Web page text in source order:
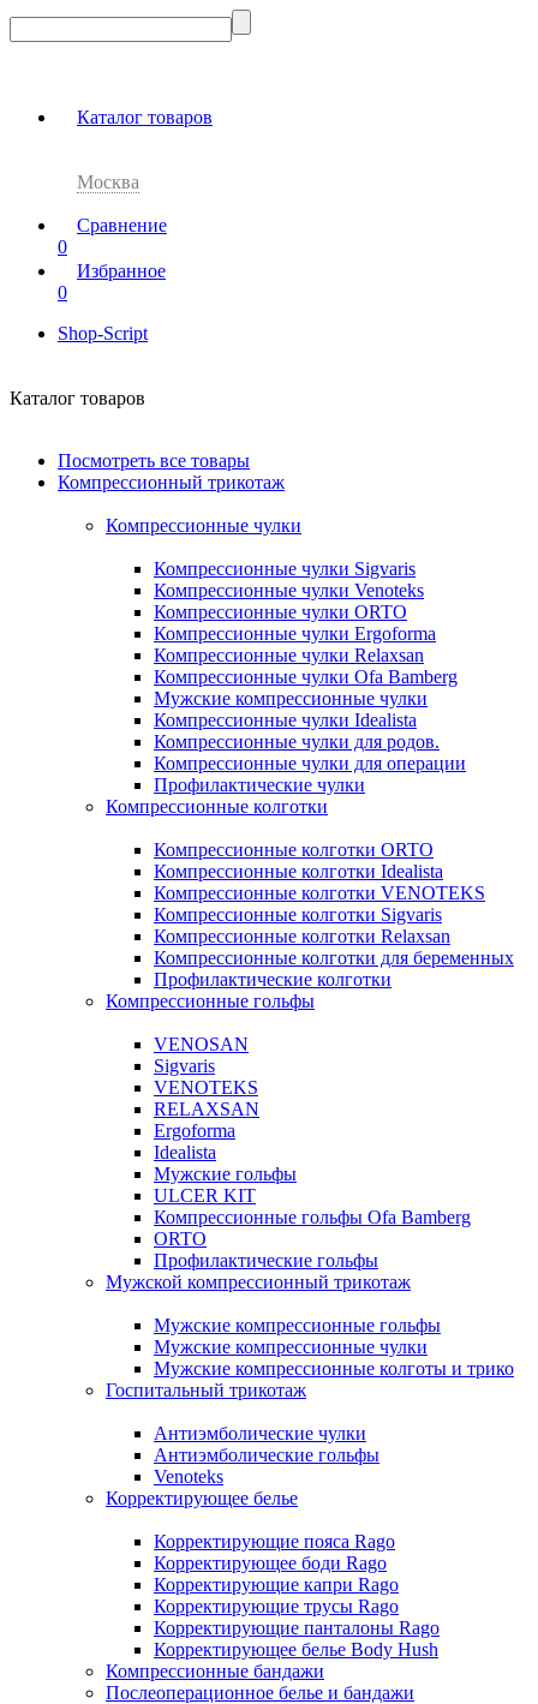
Каталог товаров
Москва
Сравнение
0
Избранное
0
Shop-Script
Каталог товаров
Посмотреть все товары
Компрессионный трикотаж
Компрессионные чулки
Компрессионные чулки Sigvaris
Компрессионные чулки Venoteks
Компрессионные чулки ORTO
Компрессионные чулки Ergoforma
Компрессионные чулки Relaxsan
Компрессионные чулки Ofa Bamberg
Мужские компрессионные чулки
Компрессионные чулки Idealista
Компрессионные чулки для родов.
Компрессионные чулки для операции
Профилактические чулки
Компрессионные колготки
Компрессионные колготки ORTO
Компрессионные колготки Idealista
Компрессионные колготки VENOTEKS
Компрессионные колготки Sigvaris
Компрессионные колготки Relaxsan
Компрессионные колготки для беременных
Профилактические колготки
Компрессионные гольфы
VENOSAN
Sigvaris
VENOTEKS
RELAXSAN
Ergoforma
Idealista
Мужские гольфы
ULCER KIT
Компрессионные гольфы Ofa Bamberg
ORTO
Профилактические гольфы
Мужской компрессионный трикотаж
Мужские компрессионные гольфы
Мужские компрессионные чулки
Мужские компрессионные колготы и трико
Госпитальный трикотаж
Антиэмболические чулки
Антиэмболические гольфы
Venoteks
Корректирующее белье
Корректирующие пояса Rago
Корректирующее боди Rago
Корректирующие капри Rago
Корректирующие трусы Rago
Корректирующие панталоны Rago
Корректирующее белье Body Hush
Компрессионные бандажи
Послеоперационное белье и бандажи